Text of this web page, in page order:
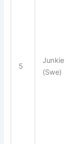
5
Junkie
(Swe)